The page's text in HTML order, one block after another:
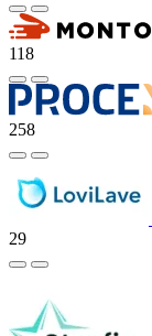
118
258
29